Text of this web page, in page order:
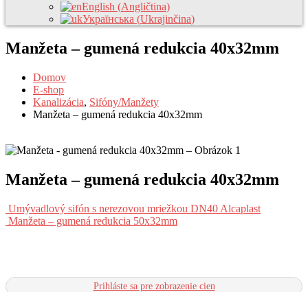
English (Angličtina)
Українська (Ukrajinčina)
Manžeta – gumená redukcia 40x32mm
Domov
E-shop
Kanalizácia, Sifóny/Manžety
Manžeta – gumená redukcia 40x32mm
Manžeta – gumená redukcia 40x32mm
Umývadlový sifón s nerezovou mriežkou DN40 Alcaplast
Manžeta – gumená redukcia 50x32mm
Prihláste sa pre zobrazenie cien